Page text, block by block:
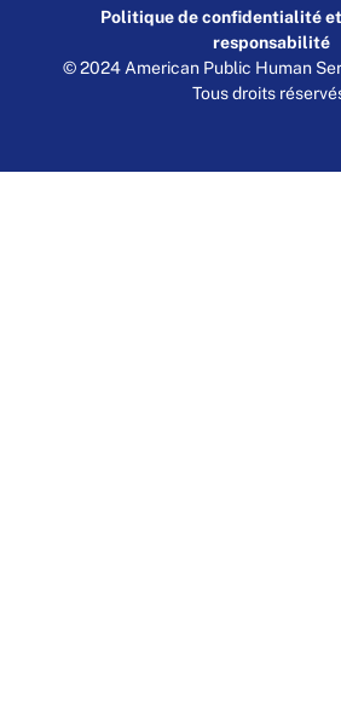
Politique de confidentialité et
responsabilité
© 2024 American Public Human
Tous droits